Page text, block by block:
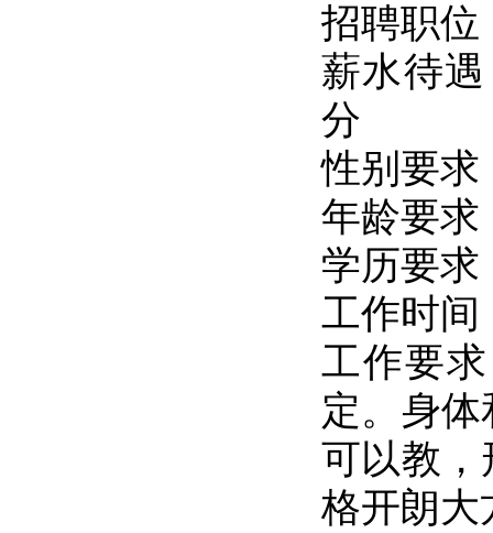
招聘职位
薪水待
分
性别要求
年龄要求
学历要求
工作时间
工作要
定。身
可以教，
格开朗大